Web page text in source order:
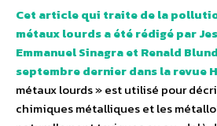
Cet article qui traite de la
métaux lourds a été rédigé par
Emmanuel Sinagra et Renald
septembre dernier dans la revue
métaux lourds » est utilisé pour
chimiques métalliques et les